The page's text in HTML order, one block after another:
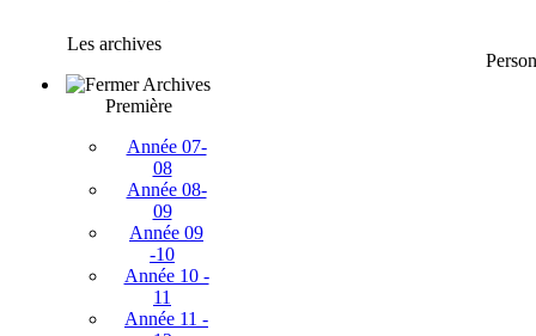
Les archives
Archives
Première
Année 07-
08
Année 08-
09
Année 09
-10
Année 10 -
11
Année 11 -